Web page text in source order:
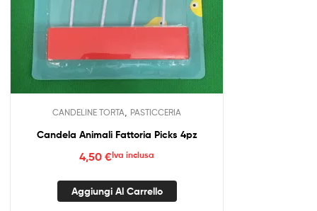
CANDELINE TORTA PASTICCERIA
Candela Animali Fattoria Picks 4pz
4,50 €Iva inclusa
Aggiungi Al Carrello